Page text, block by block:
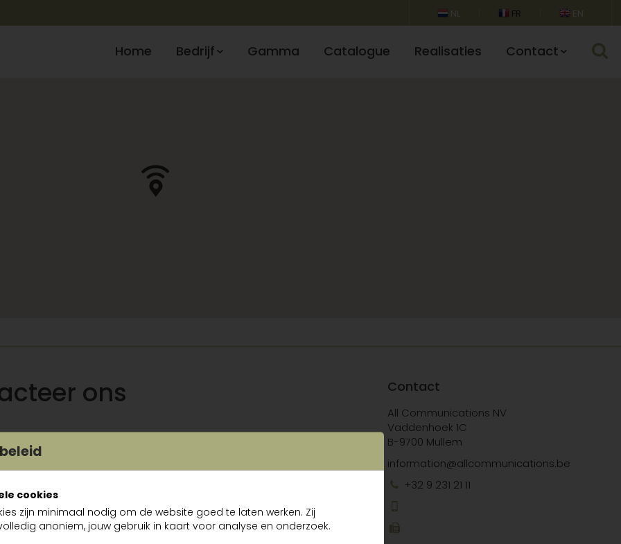
cookies
zijn minimaal nodig om de website goed te laten werken. Zij
anoniem, jouw gebruik in kaart voor analyse en onderzoek.
NL FR EN
Home Bedrijf Gamma Catalogue Realisaties Contact
ons
dessous
Contact
All Communications NV
Vaddenhoek 1C
B-9700 Mullem
information@allcommunications.be
+32 9 231 21 11